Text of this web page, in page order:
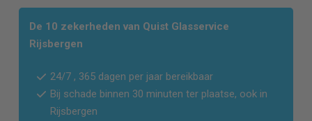
De 10 zekerheden van Quist Glasservice
Rijsbergen
24/7 , 365 dagen per jaar bereikbaar
Bij schade binnen 30 minuten ter plaatse, ook in
Rijsbergen